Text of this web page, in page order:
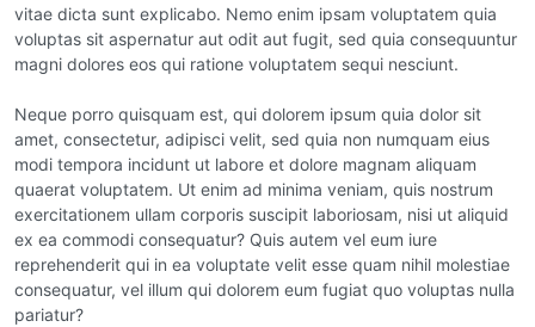
vitae dicta sunt explicabo. Nemo enim ipsam voluptatem quia
voluptas sit aspernatur aut odit aut fugit, sed quia consequuntur
magni dolores eos qui ratione voluptatem sequi nesciunt.
Neque porro quisquam est, qui dolorem ipsum quia dolor sit
amet, consectetur, adipisci velit, sed quia non numquam eius
modi tempora incidunt ut labore et dolore magnam aliquam
quaerat voluptatem. Ut enim ad minima veniam, quis nostrum
exercitationem ullam corporis suscipit laboriosam, nisi ut aliquid
ex ea commodi consequatur? Quis autem vel eum iure
reprehenderit qui in ea voluptate velit esse quam nihil molestiae
consequatur, vel illum qui dolorem eum fugiat quo voluptas nulla
pariatur?